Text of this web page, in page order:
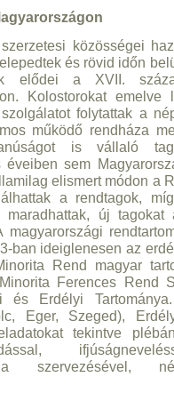
közösségei
és rövid időn
elődei a XVII.
Kolostorokat
folytattak a
működő rendháza
is vállaló
éveiben sem
elismert módon a
a rendtagok,
maradhattak, új
magyarországi
ban ideiglenesen az
Rend magyar
Ferences Rend
és Erdélyi
Eger, Szeged),
tekintve
szervezésével,